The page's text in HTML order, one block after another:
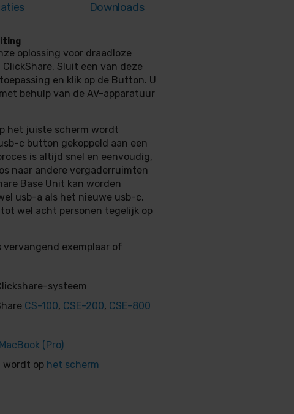
Downloads
oplossing voor draadloze
Sluit een van deze
en klik op de Button. U
behulp van de AV-apparatuur
het juiste scherm wordt
c button gekoppeld aan een
is altijd snel en eenvoudig,
naar andere vergaderruimten
Base Unit kan worden
usb-a als het nieuwe usb-c.
wel acht personen tegelijk op
exemplaar of
systeem
CS-100, CSE-200, CSE-800
MacBook (Pro)
wordt op het scherm